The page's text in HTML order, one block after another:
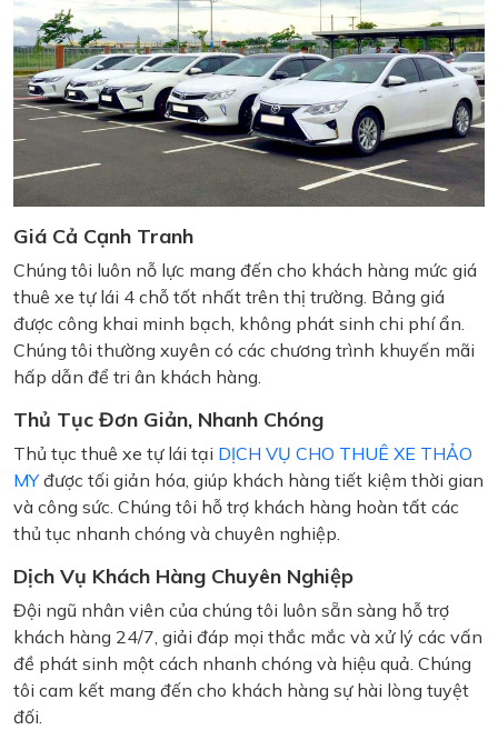
Giá Cả Cạnh Tranh
Chúng tôi luôn nỗ lực mang đến cho khách hàng mức giá
thuê xe tự lái 4 chỗ tốt nhất trên thị trường. Bảng giá
được công khai minh bạch, không phát sinh chi phí ẩn.
Chúng tôi thường xuyên có các chương trình khuyến mãi
hấp dẫn để tri ân khách hàng.
Thủ Tục Đơn Giản, Nhanh Chóng
Thủ tục thuê xe tự lái tại DỊCH VỤ CHO THUÊ XE THẢO
MYđược tối giản hóa, giúp khách hàng tiết kiệm thời gian
và công sức. Chúng tôi hỗ trợ khách hàng hoàn tất các
thủ tục nhanh chóng và chuyên nghiệp.
Dịch Vụ Khách Hàng Chuyên Nghiệp
Đội ngũ nhân viên của chúng tôi luôn sẵn sàng hỗ trợ
khách hàng 24/7, giải đáp mọi thắc mắc và xử lý các vấn
đề phát sinh một cách nhanh chóng và hiệu quả. Chúng
tôi cam kết mang đến cho khách hàng sự hài lòng tuyệt
đối.